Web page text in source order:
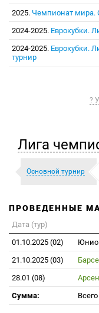
2025. Чемпионат мира.
2024-2025. Еврокубки.
2024-2025. Еврокубки.
турнир
?
Лига
Основной турнир
ПРОВЕДЕННЫЕ
Дата (тур)
01.10.2025 (02)
21.10.2025 (03)
28.01 (08)
Сумма: